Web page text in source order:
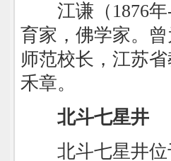
江谦（1876年-
育家，佛学家。
师范校长，江苏
禾章。
北斗七星井
北斗七星井位